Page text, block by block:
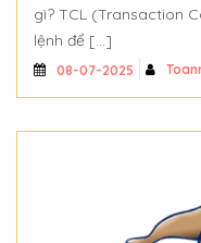
gì? TCL (Transaction
lệnh để […]
08-07-2025